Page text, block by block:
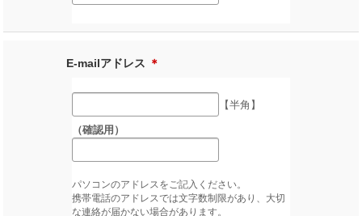
E-mailアドレス ＊
【半角】
（確認用）
パソコンのアドレスをご記入ください。
携帯電話のアドレスでは文字数制限があり、大切
な連絡が届かない場合があります。